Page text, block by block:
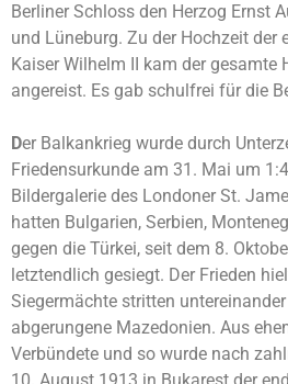
Berliner Schloss den Herzog Ernst
und Lüneburg. Zu der Hochzeit der
Kaiser Wilhelm II kam der gesamte
angereist. Es gab schulfrei für die
Der Balkankrieg wurde durch
Friedensurkunde am 31. Mai um
Bildergalerie des Londoner St.
hatten Bulgarien, Serbien,
gegen die Türkei, seit dem 8.
letztendlich gesiegt. Der Frieden
Siegermächte stritten
abgerungene Mazedonien. Aus
Verbündete und so wurde nach